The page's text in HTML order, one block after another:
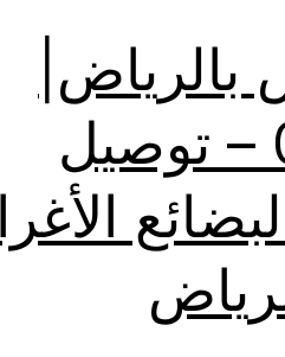
0550448020 – توصيل